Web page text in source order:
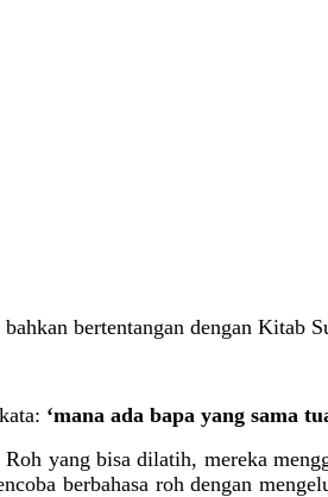
bertentangan dengan Kitab
‘mana ada bapa yang sama
yang bisa dilatih, mereka
berbahasa roh dengan